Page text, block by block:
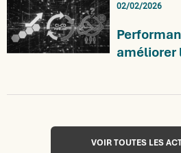
02/02/2026
améliorer
VOIR TOUTES LES